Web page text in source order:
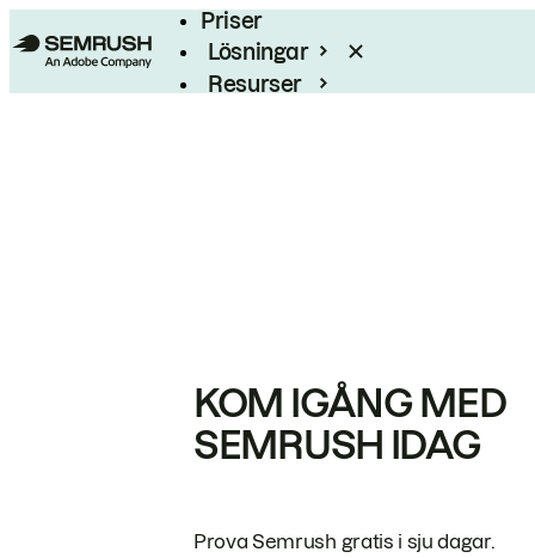
Priser
Lösningar
Resurser
KOM IGÅNG MED
SEMRUSH IDAG
Prova Semrush gratis i sju dagar.